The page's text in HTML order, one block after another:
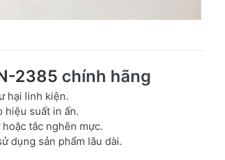
2385 chính hãng
hại linh kiện.
hiệu suất in ấn.
tắc nghẽn mực.
dụng sản phẩm lâu dài.